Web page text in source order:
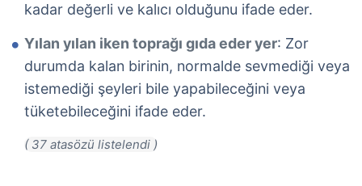
kadar değerli ve kalıcı olduğunu ifade eder.
Yılan yılan iken toprağı gıda eder yer: Zor
durumda kalan birinin, normalde sevmediği veya
istemediği şeyleri bile yapabileceğini veya
tüketebileceğini ifade eder.